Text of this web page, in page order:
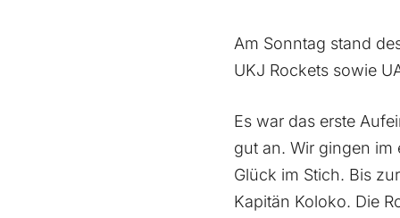
Am Sonntag stand
UKJ Rockets sowie
Es war das erste
gut an. Wir gingen im
Glück im Stich. Bis
Kapitän Koloko. Die